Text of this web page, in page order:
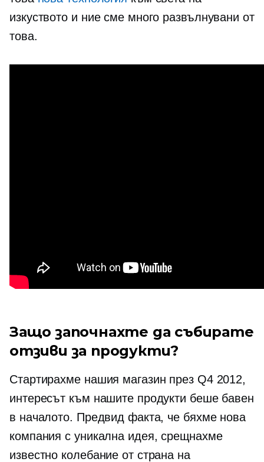
изкуството и ние сме много развълнувани от
това.
Защо започнахте да събирате
отзиви за продукти?
Стартирахме нашия магазин през Q4 2012,
интересът към нашите продукти беше бавен
в началото. Предвид факта, че бяхме нова
компания с уникална идея, срещнахме
известно колебание от страна на